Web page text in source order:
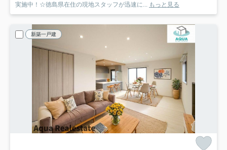
実施中！☆徳島県在住の現地スタッフが迅速に... もっと見る
新築一戸建